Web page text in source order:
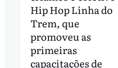
Hip Hop Linha do
Trem, que
promoveu as
primeiras
capacitações de